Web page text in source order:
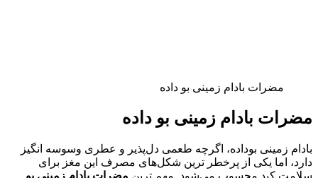
مضرات بادام زمینی بو داده
مضرات بادام زمینی بو داده
بادام‌ زمینی بو‌داده، اگرچه طعمی دل‌پذیر و عطری وسوسه‌ انگیز
دارد، اما یکی از پرخطر ترین شکل‌های مصرف این مغز برای
سلامت کبد محسوب می‌شود. مهم‌ ترین مضرات بادام زمینی بو